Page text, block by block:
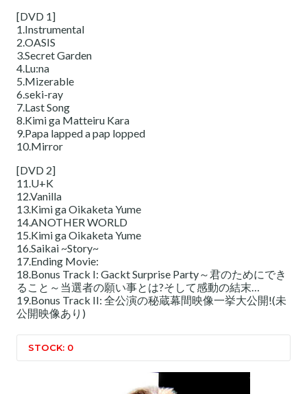
[DVD 1]
1.Instrumental
2.OASIS
3.Secret Garden
4.Lu:na
5.Mizerable
6.seki-ray
7.Last Song
8.Kimi ga Matteiru Kara
9.Papa lapped a pap lopped
10.Mirror
[DVD 2]
11.U+K
12.Vanilla
13.Kimi ga Oikaketa Yume
14.ANOTHER WORLD
15.Kimi ga Oikaketa Yume
16.Saikai ~Story~
17.Ending Movie:
18.Bonus Track I: Gackt Surprise Party～君のためにでき
ること～当選者の願い事とは?そして感動の結末…
19.Bonus Track II: 全公演の秘蔵幕間映像一挙大公開!(未
公開映像あり)
STOCK: 0